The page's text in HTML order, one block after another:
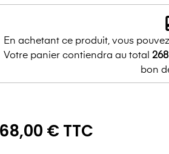
En achetant ce produit, vous
Votre panier contiendra au total 268
bon
€ TTC